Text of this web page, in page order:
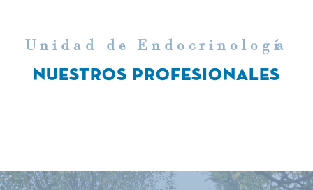
Unidad de Endocrinolog ía
NUESTROS PROFESIONALES